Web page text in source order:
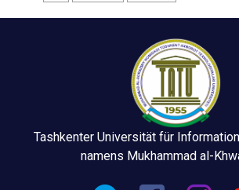
Tashkenter Universität für
namens Mukhammad al-